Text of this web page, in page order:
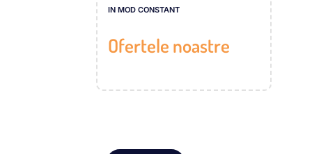
IN MOD CONSTANT
Ofertele noastre